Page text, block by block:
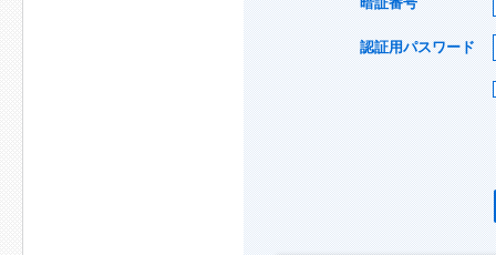
認証用パスワード